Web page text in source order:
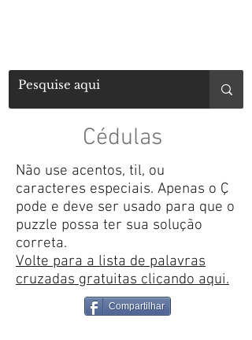
Cédulas
Não use acentos, til, ou
caracteres especiais. Apenas o Ç
pode e deve ser usado para que o
puzzle possa ter sua solução
correta.
Volte para a lista de palavras
cruzadas gratuitas clicando aqui.
Compartilhar